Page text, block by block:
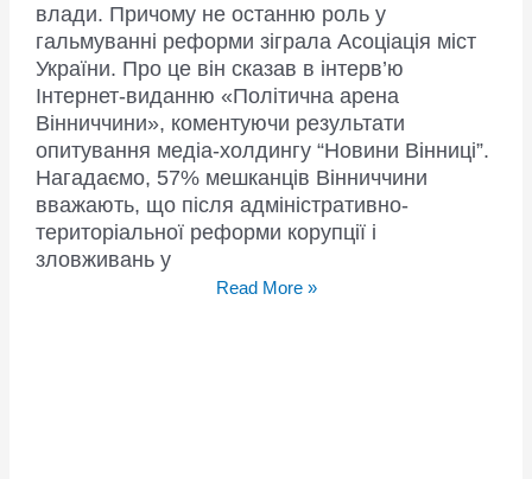
влади. Причому не останню роль у
гальмуванні реформи зіграла Асоціація міст
України. Про це він сказав в інтерв’ю
Інтернет-виданню «Політична арена
Вінниччини», коментуючи результати
опитування медіа-холдингу “Новини Вінниці”.
Нагадаємо, 57% мешканців Вінниччини
вважають, що після адміністративно-
територіальної реформи корупції і
зловживань у
Валерій
Read More »